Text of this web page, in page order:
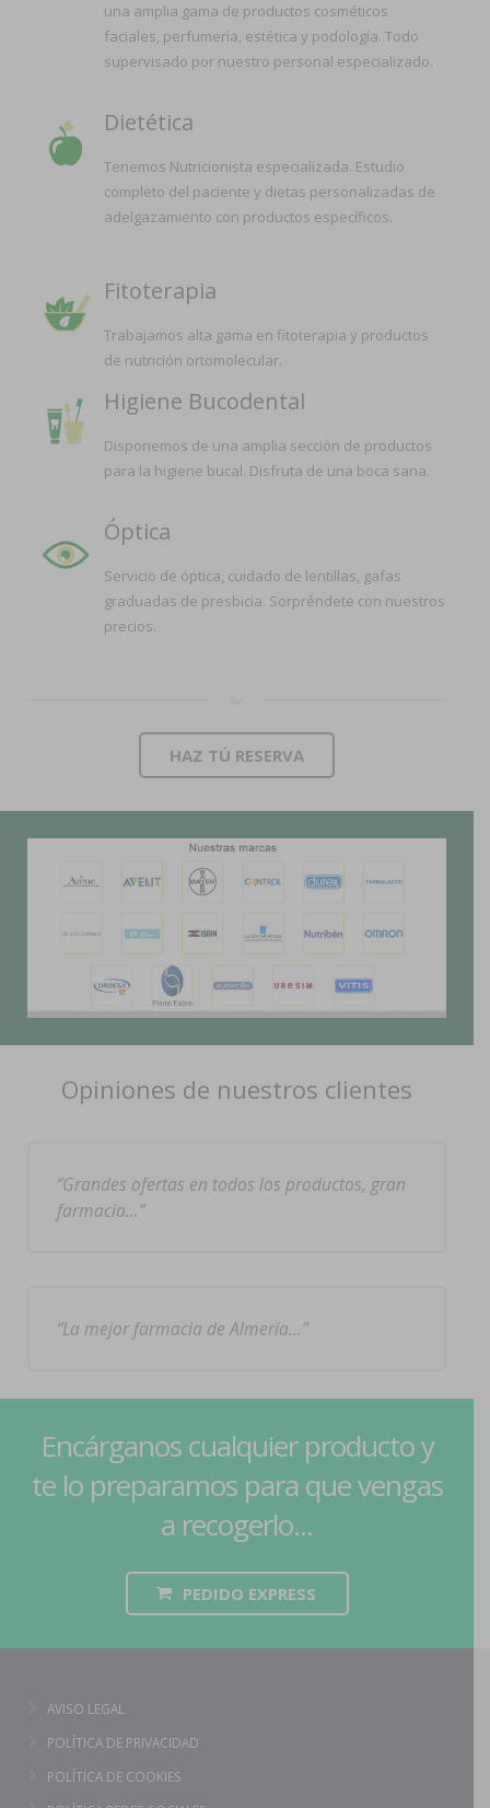
una amplia gama de productos cosméticos
faciales, perfumería, estética y podología. Todo
supervisado por nuestro personal especializado.
Dietética
Tenemos Nutricionista especializada. Estudio
completo del paciente y dietas personalizadas de
adelgazamiento con productos específicos.
Fitoterapia
Trabajamos alta gama en fitoterapia y productos
de nutrición ortomolecular.
Higiene Bucodental
Disponemos de una amplia sección de productos
para la higiene bucal. Disfruta de una boca sana.
Óptica
Servicio de óptica, cuidado de lentillas, gafas
graduadas de presbicia. Sorpréndete con nuestros
precios.
HAZ TÚ RESERVA
Opiniones de nuestros clientes
Grandes ofertas en todos los productos, gran
farmacia…
La mejor farmacia de Almería…
Encárganos cualquier producto y
te lo preparamos para que vengas
a recogerlo...
PEDIDO EXPRESS
AVISO LEGAL
POLÍTICA DE PRIVACIDAD
POLÍTICA DE COOKIES